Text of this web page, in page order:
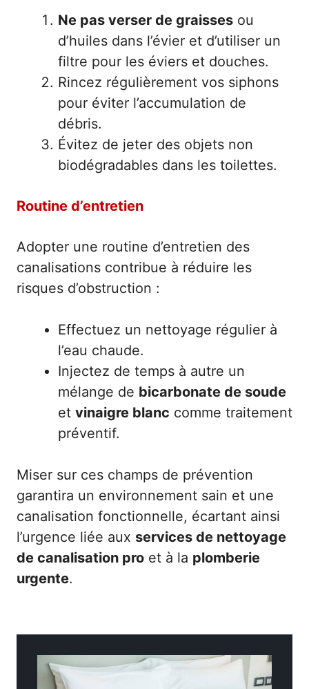
Ne pas verser de graisses ou
d’huiles dans l’évier et d’utiliser un
filtre pour les éviers et douches.
Rincez régulièrement vos siphons
pour éviter l’accumulation de
débris.
Évitez de jeter des objets non
biodégradables dans les toilettes.
Routine d’entretien
Adopter une routine d’entretien des
canalisations contribue à réduire les
risques d’obstruction :
Effectuez un nettoyage régulier à
l’eau chaude.
Injectez de temps à autre un
mélange de bicarbonate de soude
et vinaigre blanc comme traitement
préventif.
Miser sur ces champs de prévention
garantira un environnement sain et une
canalisation fonctionnelle, écartant ainsi
l’urgence liée aux services de nettoyage
de canalisation pro et à la plomberie
urgente.